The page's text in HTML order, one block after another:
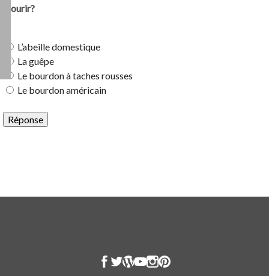
mourir?
L’abeille domestique
La guêpe
Le bourdon à taches rousses
Le bourdon américain